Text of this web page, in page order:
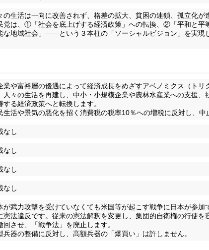
の生活は一向に改善されず、格差の拡大、貧困の連鎖、孤立化が
党は、①「社会を底上げする経済政策」への転換、②「平和と平
な地域社会」――という３本柱の「ソーシャルビジョン」を実現
業や富裕層の優遇によって経済成長をめざすアベノミクス（トリ
人々の生活を再建し、中小・小規模企業や農林水産業への支援、
する経済政策へと転換します。
生活や景気の悪化を招く消費税の税率10％への増税に反対し、中
なし
なし
なし
なし
が武力攻撃を受けていなくても米国等が起こす戦争に日本が参加
憲法違反です。従来の憲法解釈を変更し、集団的自衛権の行使を
回させ、「戦争法」を廃止します。
兵器の整備に反対し、高額兵器の「爆買い」は許しません。